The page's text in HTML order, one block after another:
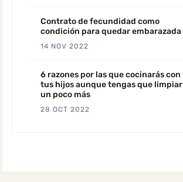
Contrato de fecundidad como
condición para quedar embarazada
14 NOV 2022
6 razones por las que cocinarás con
tus hijos aunque tengas que limpiar
un poco más
28 OCT 2022